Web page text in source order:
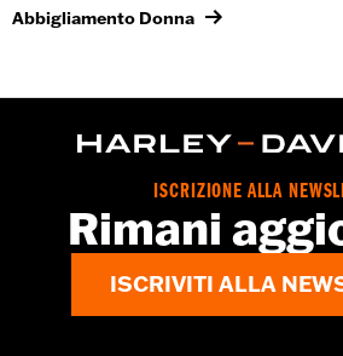
Abbigliamento Donna
ISCRIZIONE ALLA
Rimani
ISCRIVITI ALLA